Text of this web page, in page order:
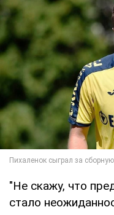
"Не скажу, что
стало